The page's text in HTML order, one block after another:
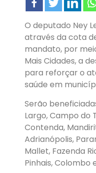
O deputado Ney
através da cota
mandato, por
Mais Cidades, a
para reforçar o
saúde em
Serão
Largo, Campo do
Contenda,
Adrianópolis,
Mallet, Fazenda
Pinhais, Colombo